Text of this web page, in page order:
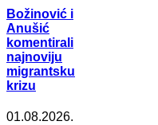
Božinović i
Anušić
komentirali
najnoviju
migrantsku
krizu
01.08.2026.